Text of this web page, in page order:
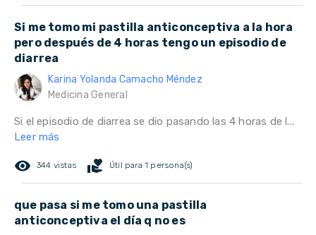
Si me tomo mi pastilla anticonceptiva a la hora
pero después de 4 horas tengo un episodio de
diarrea
Karina Yolanda Camacho Méndez
Medicina General
Si el episodio de diarrea se dio pasando las 4 horas de l...
Leer más
remove_red_eye 344 vistas volunteer_activism Útil para 1 persona(s)
que pasa si me tomo una pastilla
anticonceptiva el día q no es